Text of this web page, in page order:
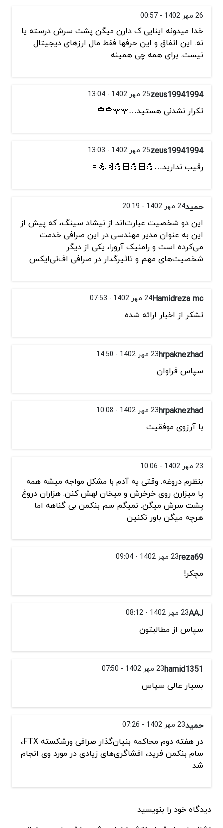
26 مهر 1402 - 00:57
خدا میدونه اینایی ک دارن میگن پشت سرش درسته یا
نه. این اتفاق و این حرفها فقط مال ارزهای دیجیتال
نیست. برای همه چی همینه
zeus1994199425 مهر 1402 - 13:04
تکرار نشدنی هستید…🌹🌹🌹🌹
zeus1994199425 مهر 1402 - 13:03
رقیب ندارید…💪🏻💪🏻💪🏻💪🏻
حمید24 مهر 1402 - 20:19
این دو شخصیت عبارت‌اند از نیشاد سینگ، که پیش از
این به عنوان مدیر مهندسی در این صرافی خدمت
می‌کرده است و رامنیک آرورا، یکی از دیگر
شخصیت‌های مهم و تاثیرگذار در صرافی اف‌تی‌ایکس
Hamidreza mc24 مهر 1402 - 07:53
تشكر از اخبار ارائه شده
hrpaknezhad23 مهر 1402 - 14:50
سپاس فراوان
hrpaknezhad23 مهر 1402 - 10:08
با آرزوی موفقیت
23 مهر 1402 - 10:06
بنظرم دروغه. وقتی یه آدم با مشکل مواجه میشه همه
پا میزارن روی خرخرش و میخان لهش کنن. هزاران دروغ
پشت سرش میگن. نمیگم سم بنکمن بی گناهه اما
هرچه میگن باور نکنین
reza6923 مهر 1402 - 09:04
مچکر!
AAJ23 مهر 1402 - 08:12
سپاس از مطالبتون
hamid135123 مهر 1402 - 07:50
بسیار عالی سپاس
حمید23 مهر 1402 - 07:26
در هفته دوم محاکمه بنیان‌گذار صرافی ورشکسته FTX،
سام بنکمن فرید، افشاگری‌های زیادی در مورد وی انجام
شد
دیدگاه خود را بنویسید